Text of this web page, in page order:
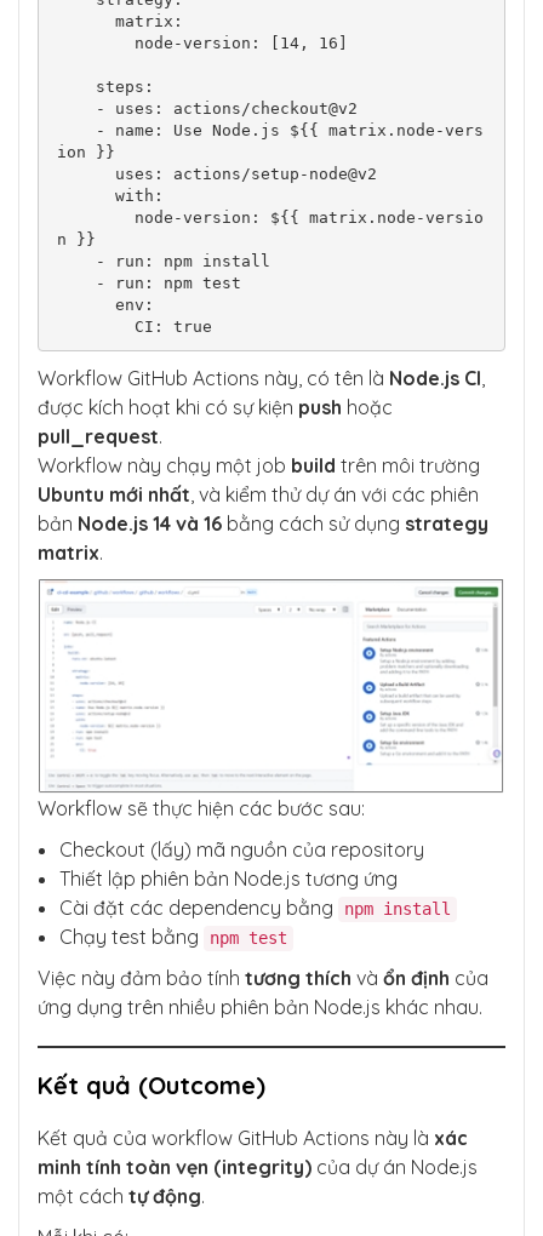
ion }}
n }}
Workflow GitHub Actions này, có tên là Node.js CI
được kích hoạt khi có sự kiện push hoặc
pull_request.
Workflow này chạy một job build trên môi trường
Ubuntu mới nhất , và kiểm thử dự án với các phiên
bản Node.js 14 và 16 bằng cách sử dụng strategy
matrix.
Workflow sẽ thực hiện các bước sau:
Checkout (lấy) mã nguồn của repository
Thiết lập phiên bản Node.js tương ứng
Cài đặt các dependency bằng
npm install
Chạy test bằng npm test
Việc này đảm bảo tính tương thích và ổn định của
ứng dụng trên nhiều phiên bản Node.js khác nhau.
Kết quả (Outcome)
Kết quả của workflow GitHub Actions này là xác
minh tính toàn vẹn (integrity) của dự án Node.js
một cách tự động.